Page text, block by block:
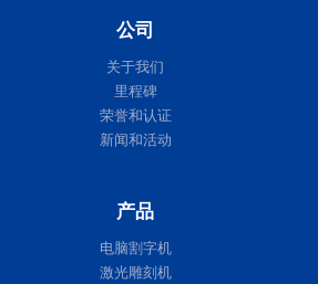
公司
关于我们
里程碑
荣誉和认证
新闻和活动
产品
电脑割字机
激光雕刻机